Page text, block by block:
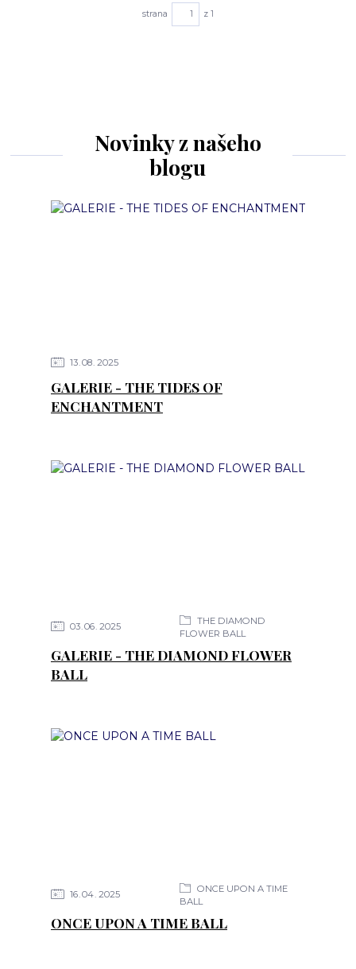
strana z 1
Novinky z našeho
blogu
13 08 2025
GALERIE - THE TIDES OF
ENCHANTMENT
03 06 2025
THE DIAMOND
FLOWER BALL
GALERIE - THE DIAMOND FLOWER
BALL
16 04 2025
ONCE UPON A TIME
BALL
ONCE UPON A TIME BALL